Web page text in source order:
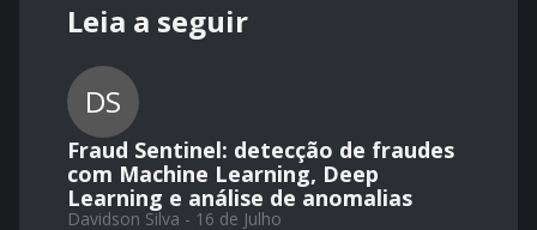
Leia a seguir
DS
Fraud Sentinel: detecção de fraudes
com Machine Learning, Deep
Learning e análise de anomalias
Davidson Silva - 16 de Julho